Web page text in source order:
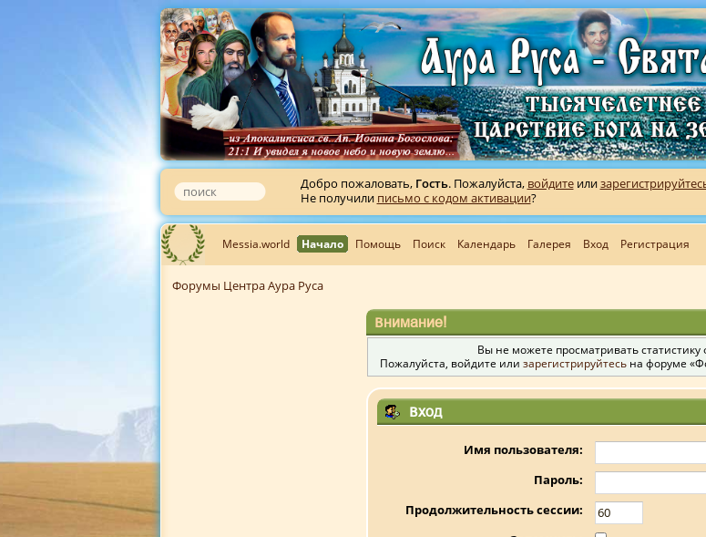
Добро пожаловать, Гость. Пожалуйста, войдитеили
Не получили письмо с кодом активации?
Messia.world Начало Помощь Поиск Календарь Галерея Вход Регистрация
Форумы Центра Аура Руса
Внимание!
Вы не можете просматривать статистику
Пожалуйста, войдите или зарегистрируйтесь на форуме
Вход
Имя пользователя:
Пароль:
Продолжительность сессии: